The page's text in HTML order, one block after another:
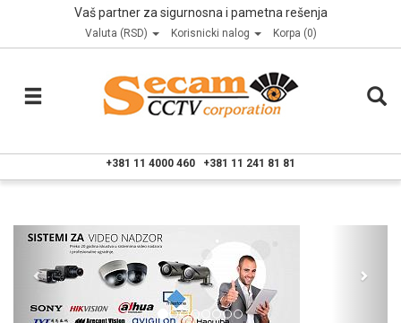
Vaš partner za sigurnosna i pametna rešenja
Valuta (RSD) Korisnicki nalog Korpa (0)
+381 11 4000 460 +381 11 241 81 81